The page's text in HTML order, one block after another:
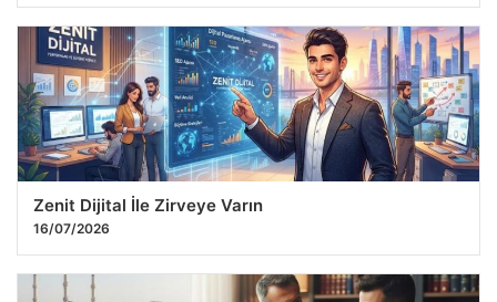
Zenit Dijital İle Zirveye Varın
16/07/2026